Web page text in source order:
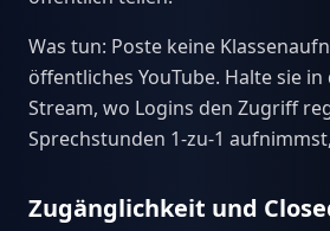
Was tun: Poste keine
öffentliches YouTube. Halte sie
Stream, wo Logins den Zugriff
Sprechstunden 1-zu-1
Zugänglichkeit und